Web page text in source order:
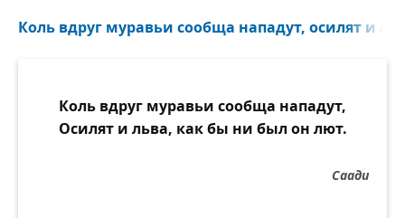
Коль вдруг муравьи сообща нападут, осилят и
Коль вдруг муравьи сообща нападут,
Осилят и льва, как бы ни был он лют.
Саади